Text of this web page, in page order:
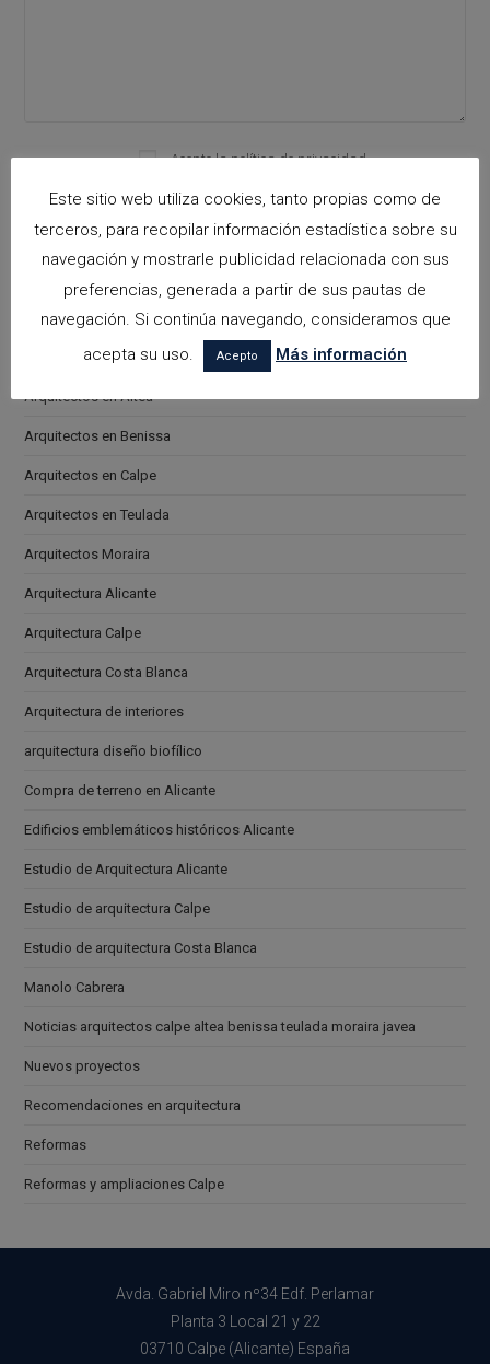
Acepto lapolítica de privacidad
Categorías
arquitectora espacios biofilicos
Arquitectos en Alicante
Arquitectos en Altea
Arquitectos en Benissa
Arquitectos en Calpe
Arquitectos en Teulada
Arquitectos Moraira
Arquitectura Alicante
Arquitectura Calpe
Arquitectura Costa Blanca
Arquitectura de interiores
arquitectura diseño biofílico
Compra de terreno en Alicante
Edificios emblemáticos históricos Alicante
Estudio de Arquitectura Alicante
Estudio de arquitectura Calpe
Estudio de arquitectura Costa Blanca
Manolo Cabrera
Noticias arquitectos calpe altea benissa teulada moraira javea
Nuevos proyectos
Recomendaciones en arquitectura
Reformas
Reformas y ampliaciones Calpe
Avda. Gabriel Miro nº34 Edf. Perlamar
Planta 3 Local 21 y 22
03710 Calpe (Alicante) España
Este sitio web utiliza cookies, tanto propias como de
terceros, para recopilar información estadística sobre su
navegación y mostrarle publicidad relacionada con sus
preferencias, generada a partir de sus pautas de
navegación. Si continúa navegando, consideramos que
acepta su uso.
Acepto Más información